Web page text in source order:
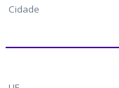
Cidade